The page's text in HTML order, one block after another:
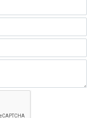
turco, canchas
horas del día,
confortable. Código